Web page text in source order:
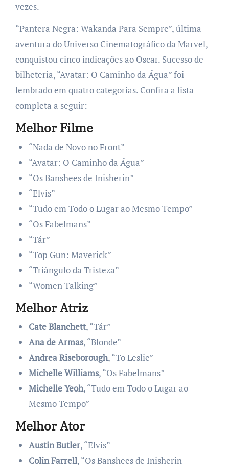
vezes.
“Pantera Negra: Wakanda Para Sempre”, última
aventura do Universo Cinematográfico da Marvel,
conquistou cinco indicações ao Oscar. Sucesso de
bilheteria, “Avatar: O Caminho da Água” foi
lembrado em quatro categorias. Confira a lista
completa a seguir:
Melhor Filme
“Nada de Novo no Front”
“Avatar: O Caminho da Água”
“Os Banshees de Inisherin”
“Elvis”
“Tudo em Todo o Lugar ao Mesmo Tempo”
“Os Fabelmans”
“Tár”
“Top Gun: Maverick”
“Triângulo da Tristeza”
“Women Talking”
Melhor Atriz
Cate Blanchett, “Tár”
Ana de Armas, “Blonde”
Andrea Riseborough, “To Leslie”
Michelle Williams, “Os Fabelmans”
Michelle Yeoh, “Tudo em Todo o Lugar ao
Mesmo Tempo”
Melhor Ator
Austin Butler, “Elvis”
Colin Farrell, “Os Banshees de Inisherin